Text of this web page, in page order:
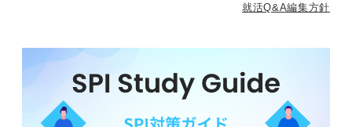
就活Q&A編集方針